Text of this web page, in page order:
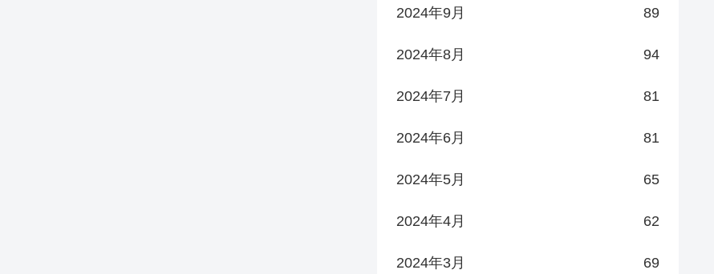
2024年9月 89
2024年8月 94
2024年7月 81
2024年6月 81
2024年5月 65
2024年4月 62
2024年3月 69